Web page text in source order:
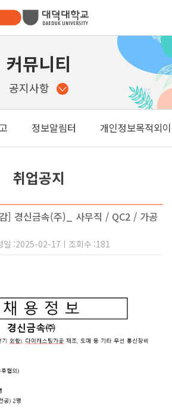
대학안내
총장인사말
대학소개
대학기구안내
법인소개
사이버제안함
입학안내
과안내
사회계열
커뮤니티
공지사항
정보알림터 개인정보목적외
취업공지
] 경신금속(주)_ 사무직 / QC2 / 가공
일 2025-02-17 조회수 181